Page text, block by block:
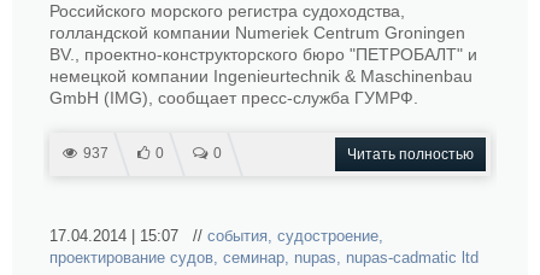
Российского морского регистра судоходства,
голландской компании Numeriek Centrum Groningen
BV., проектно-конструкторского бюро "ПЕТРОБАЛТ" и
немецкой компании Ingenieurtechnik & Maschinenbau
GmbH (IMG), сообщает пресс-служба ГУМРФ.
937 0 0 Читать полностью
17.04.2014 | 15:07 // события, судостроение,
проектирование судов, семинар, nupas, nupas-cadmatic ltd